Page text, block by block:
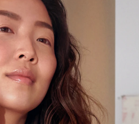
Profil użytkownika
Moje urządzenia
Moje zamówienia
Moje adresy
Moje subskrypcje
Tech Elixir
Set
Español
Português
Русский
体中文 繁體中文